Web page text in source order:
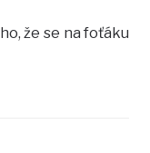
že se na foťáku